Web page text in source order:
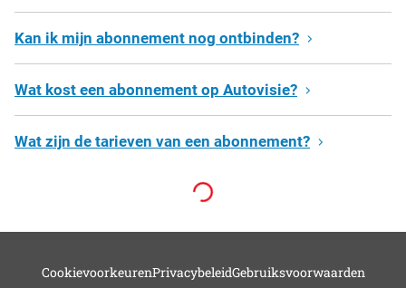
Kan ik mijn abonnement nog ontbinden?
Wat kost een abonnement op Autovisie?
Wat zijn de tarieven van een abonnement?
CookievoorkeurenPrivacybeleidGebruiksvoorwaarden